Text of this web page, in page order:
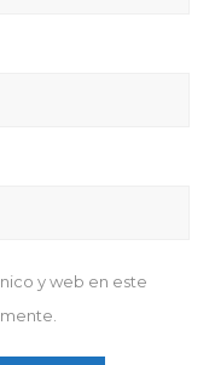
y web en este